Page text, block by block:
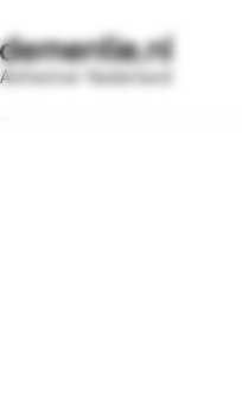
Alzheimer Nederland